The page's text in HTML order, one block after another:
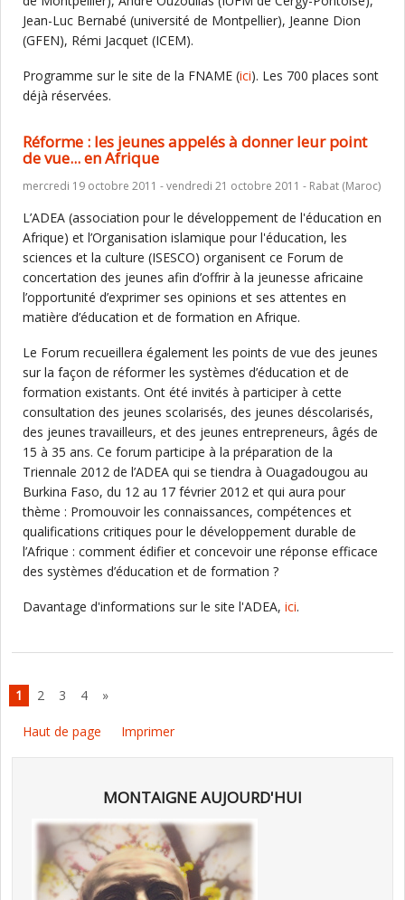
Jean-Luc Bernabé (université de Montpellier), Jeanne Dion
(GFEN), Rémi Jacquet (ICEM).
Programme sur le site de la FNAME (ici). Les 700 places sont
déjà réservées.
Réforme : les jeunes appelés à donner leur point
de vue... en Afrique
mercredi 19 octobre 2011 - vendredi 21 octobre 2011 - Rabat (Maroc)
L’ADEA (association pour le développement de l'éducation en
Afrique) et l’Organisation islamique pour l'éducation, les
sciences et la culture (ISESCO) organisent ce Forum de
concertation des jeunes afin d’offrir à la jeunesse africaine
l’opportunité d’exprimer ses opinions et ses attentes en
matière d’éducation et de formation en Afrique.
Le Forum recueillera également les points de vue des jeunes
sur la façon de réformer les systèmes d’éducation et de
formation existants. Ont été invités à participer à cette
consultation des jeunes scolarisés, des jeunes déscolarisés,
des jeunes travailleurs, et des jeunes entrepreneurs, âgés de
15 à 35 ans. Ce forum participe à la préparation de la
Triennale 2012 de l’ADEA qui se tiendra à Ouagadougou au
Burkina Faso, du 12 au 17 février 2012 et qui aura pour
thème : Promouvoir les connaissances, compétences et
qualifications critiques pour le développement durable de
l’Afrique : comment édifier et concevoir une réponse efficace
des systèmes d’éducation et de formation ?
Davantage d'informations sur le site l'ADEA, ici.
1 2 3 4 »
Haut de page Imprimer
MONTAIGNE AUJOURD'HUI